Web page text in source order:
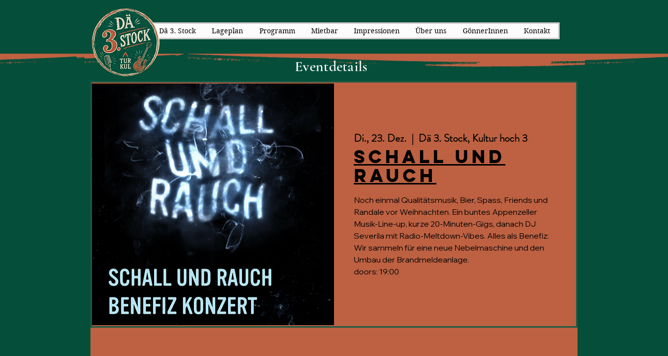
Dä 3. Stock Lageplan Programm Mietbar Impressionen Über uns GönnerInnen Kontakt
Eventdetails
Di., 23. Dez.
  |
Dä 3. Stock, Kultur hoch 3
Schall und
Rauch
Noch einmal Qualitätsmusik, Bier, Spass, Friends und
Randale vor Weihnachten. Ein buntes Appenzeller
Musik-Line-up, kurze 20-Minuten-Gigs, danach DJ
Severila mit Radio-Meltdown-Vibes. Alles als Benefiz:
Wir sammeln für eine neue Nebelmaschine und den
Umbau der Brandmeldeanlage.
doors: 19:00